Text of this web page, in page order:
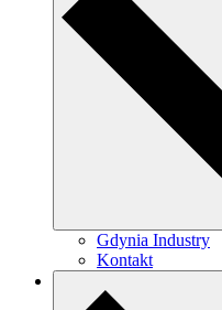
Gdynia Industry
Kontakt